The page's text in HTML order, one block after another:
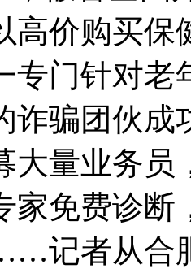
高价购买
专门针对老
诈骗团伙成
大量业务员
家免费诊
记者从合